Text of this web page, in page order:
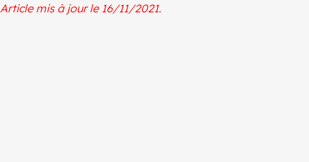
Article mis à jour le 16/11/2021.